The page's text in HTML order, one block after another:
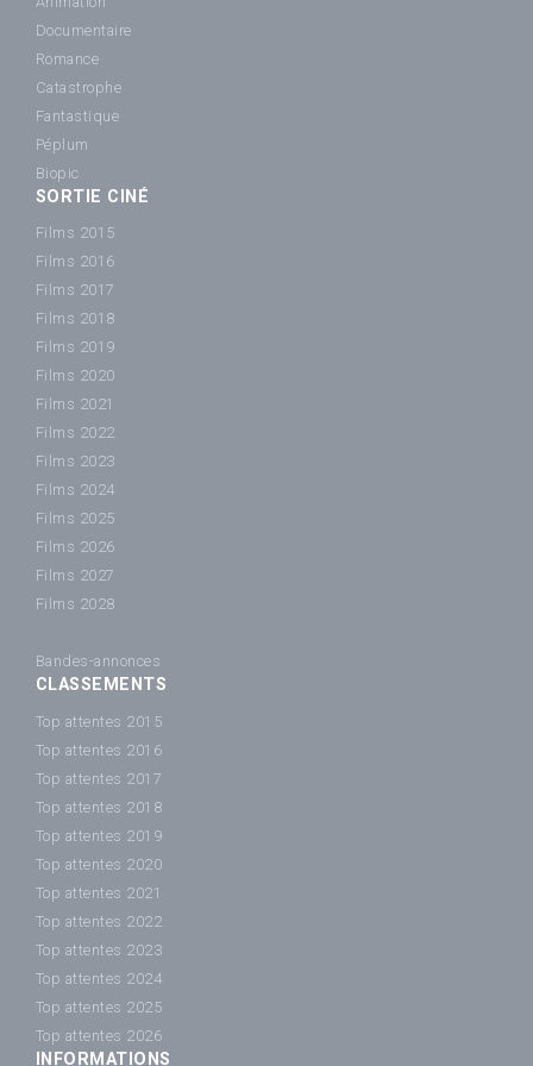
Documentaire
Romance
Catastrophe
Fantastique
Péplum
Biopic
SORTIE CINÉ
Films 2015
Films 2016
Films 2017
Films 2018
Films 2019
Films 2020
Films 2021
Films 2022
Films 2023
Films 2024
Films 2025
Films 2026
Films 2027
Films 2028
Bandes-annonces
CLASSEMENTS
Top attentes 2015
Top attentes 2016
Top attentes 2017
Top attentes 2018
Top attentes 2019
Top attentes 2020
Top attentes 2021
Top attentes 2022
Top attentes 2023
Top attentes 2024
Top attentes 2025
Top attentes 2026
INFORMATIONS